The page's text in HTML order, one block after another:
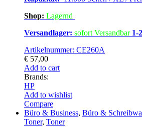
Shop: Lagernd
Versandlager: sofort Versandbar 1-2
Artikelnummer: CE260A
€ 57,00
Add to cart
Brands:
HP
Add to wishlist
Compare
Büro & Business, Büro &
Toner, Toner